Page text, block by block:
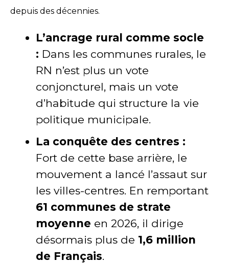
depuis des décennies.
L’ancrage rural comme socle
: Dans les communes rurales, le
RN n’est plus un vote
conjoncturel, mais un vote
d’habitude qui structure la vie
politique municipale.
La conquête des centres :
Fort de cette base arrière, le
mouvement a lancé l’assaut sur
les villes-centres. En remportant
61 communes de strate
moyenne en 2026, il dirige
désormais plus de 1,6 million
de Français.